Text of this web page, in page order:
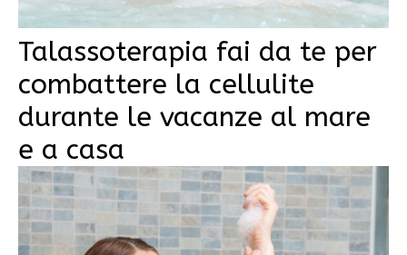
Talassoterapia fai da te per
combattere la cellulite
durante le vacanze al mare
e a casa